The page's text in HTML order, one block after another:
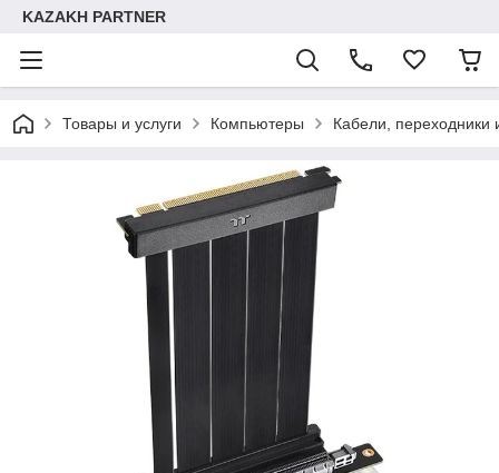
KAZAKH PARTNER
Товары и услуги Компьютеры Кабели, переходники